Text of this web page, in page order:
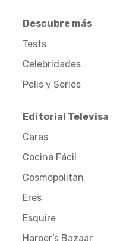
Descubre más
Tests
Celebridades
Pelis y Series
Editorial Televisa
Caras
Cocina Fácil
Cosmopolitan
Eres
Esquire
Harper’s Bazaar